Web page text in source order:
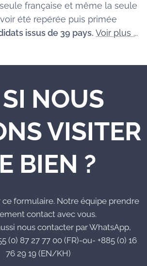
française et même la seule
été repérée puis primée
issus de 39 pays. Voir plus ...
NOUS
VISITER
BIEN ?
formulaire. Notre équipe prendre
contact avec vous.
nous contacter par WhatsApp,
(0) 87 27 77 00 (FR)-ou- +885 (0) 16
76 29 19 (EN/KH)